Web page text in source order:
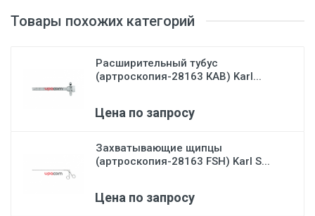
Товары похожих категорий
Расширительный тубус
(артроскопия-28163 КАВ) Karl...
Цена по запросу
Захватывающие щипцы
(артроскопия-28163 FSH) Karl S...
Цена по запросу